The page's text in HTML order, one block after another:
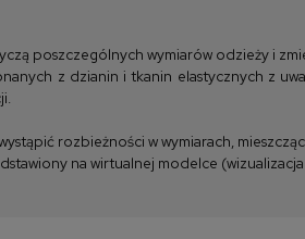
poszczególnych wymiarów odzieży i
z dzianin i tkanin elastycznych z
rozbieżności w wymiarach,
na wirtualnej modelce (wizualizacja